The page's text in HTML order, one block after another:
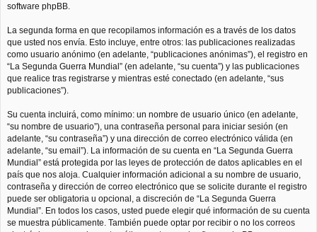
software phpBB.
La segunda forma en que recopilamos información es a través de los datos
que usted nos envía. Esto incluye, entre otros: las publicaciones realizadas
como usuario anónimo (en adelante, “publicaciones anónimas”), el registro en
“La Segunda Guerra Mundial” (en adelante, “su cuenta”) y las publicaciones
que realice tras registrarse y mientras esté conectado (en adelante, “sus
publicaciones”).
Su cuenta incluirá, como mínimo: un nombre de usuario único (en adelante,
“su nombre de usuario”), una contraseña personal para iniciar sesión (en
adelante, “su contraseña”) y una dirección de correo electrónico válida (en
adelante, “su email”). La información de su cuenta en “La Segunda Guerra
Mundial” está protegida por las leyes de protección de datos aplicables en el
país que nos aloja. Cualquier información adicional a su nombre de usuario,
contraseña y dirección de correo electrónico que se solicite durante el registro
puede ser obligatoria u opcional, a discreción de “La Segunda Guerra
Mundial”. En todos los casos, usted puede elegir qué información de su cuenta
se muestra públicamente. También puede optar por recibir o no los correos